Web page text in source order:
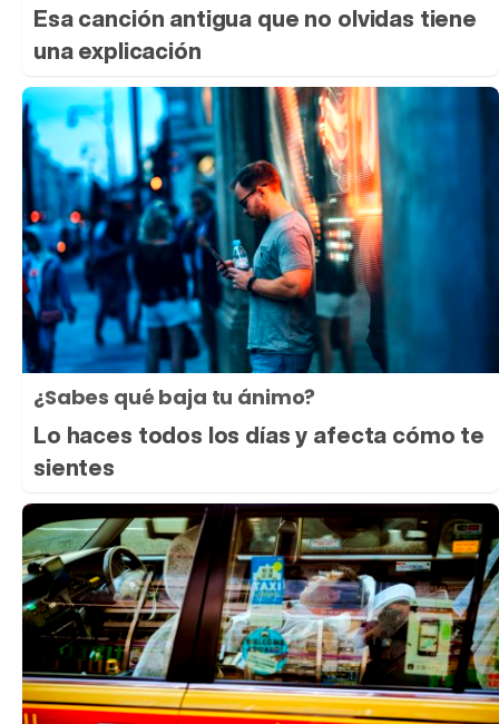
Esa canción antigua que no olvidas tiene
una explicación
¿Sabes qué baja tu ánimo?
Lo haces todos los días y afecta cómo te
sientes